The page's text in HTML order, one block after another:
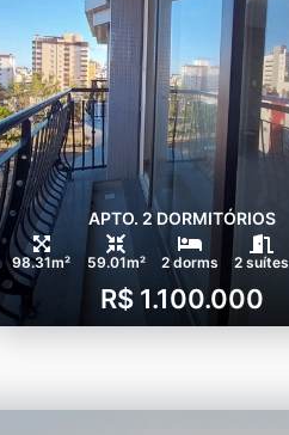
APTO. 2 DORMITÓRIOS
98.31m² 59.01m² 2 dorms 2 suítes
R$ 1.100.000